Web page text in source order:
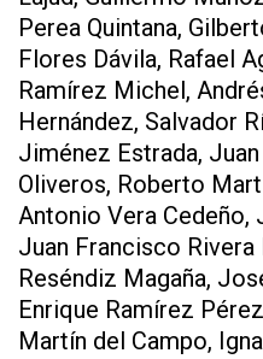
Perea Quintana,
Flores Dávila, Rafael
Ramírez Michel,
Hernández, Salvador
Jiménez Estrada,
Oliveros, Roberto
Antonio Vera Cedeño,
Juan Francisco
Reséndiz Magaña,
Enrique Ramírez
Martín del Campo,